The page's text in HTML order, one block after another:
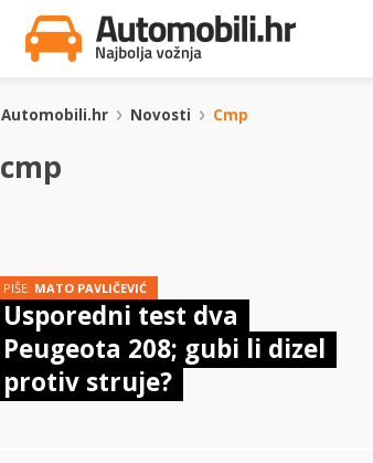
Automobili.hr Novosti Cmp
cmp
PIŠE: MATO PAVLIČEVIĆ
Usporedni test dva
Peugeota 208; gubi li dizel
protiv struje?